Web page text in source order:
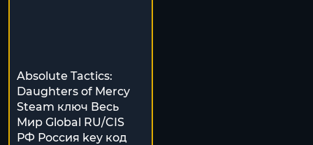
Absolute Tactics:
Daughters of Mercy
Steam ключ Весь
Мир Global RU/CIS
РФ Россия key код